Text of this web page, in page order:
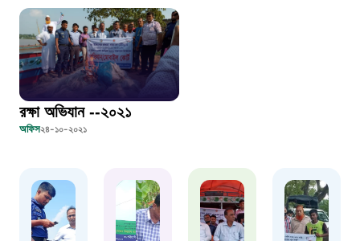
১০৬
দুদক
১০২
দুর্যোগের আগাম বার্তা
১৬১২২
স্মার্ট ভূমি সেবা
রক্ষা অভিযান --২০২১
অফিস২৪-১০-২০২১